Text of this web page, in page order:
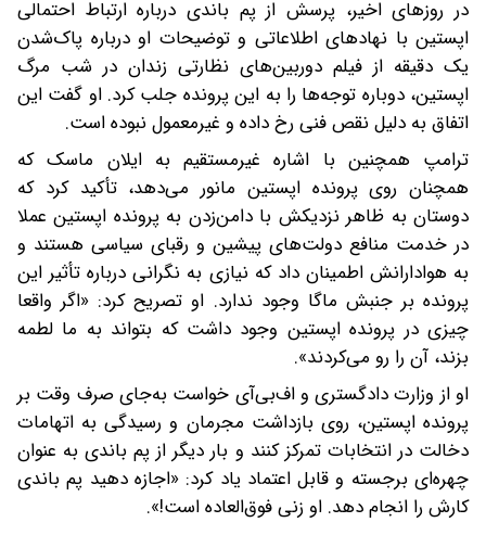
در روزهای اخیر، پرسش از پم باندی درباره ارتباط احتمالی
اپستین با نهادهای اطلاعاتی و توضیحات او درباره پاک‌شدن
یک دقیقه از فیلم دوربین‌های نظارتی زندان در شب مرگ
اپستین، دوباره توجه‌ها را به این پرونده جلب کرد. او گفت این
اتفاق به دلیل نقص فنی رخ داده و غیرمعمول نبوده است.
ترامپ همچنین با اشاره غیرمستقیم به ایلان ماسک که
همچنان روی پرونده اپستین مانور می‌دهد، تأکید کرد که
دوستان به ظاهر نزدیکش با دامن‌زدن به پرونده اپستین عملا
در خدمت منافع دولت‌های پیشین و رقبای سیاسی هستند و
به هوادارانش اطمینان داد که نیازی به نگرانی درباره تأثیر این
پرونده بر جنبش ماگا وجود ندارد. او تصریح کرد: «اگر واقعا
چیزی در پرونده اپستین وجود داشت که بتواند به ما لطمه
بزند، آن را رو می‌کردند».
او از وزارت دادگستری و اف‌بی‌آی خواست به‌جای صرف وقت بر
پرونده اپستین، روی بازداشت مجرمان و رسیدگی به اتهامات
دخالت در انتخابات تمرکز کنند و بار دیگر از پم باندی به‌ عنوان
چهره‌ای برجسته و قابل اعتماد یاد کرد: «اجازه دهید پم باندی
کارش را انجام دهد. او زنی فوق‌العاده است!».